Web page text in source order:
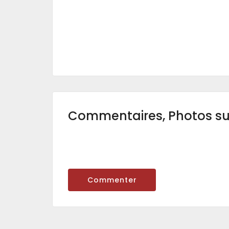
Commentaires, Photos
Commenter